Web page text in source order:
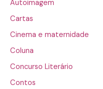
Autoimagem
Cartas
Cinema e maternidade
Coluna
Concurso Literário
Contos